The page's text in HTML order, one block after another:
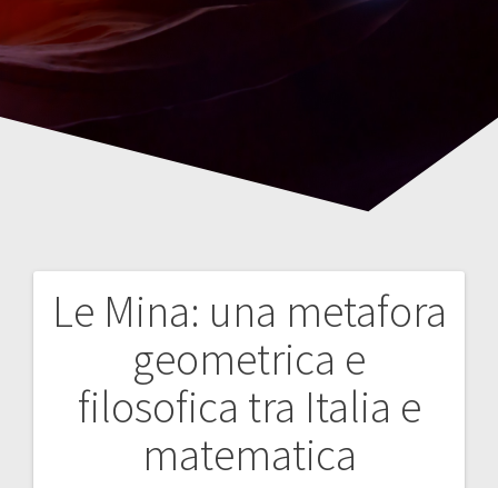
Le Mina: una metafora
geometrica e
filosofica tra Italia e
matematica
Navegación
entradas